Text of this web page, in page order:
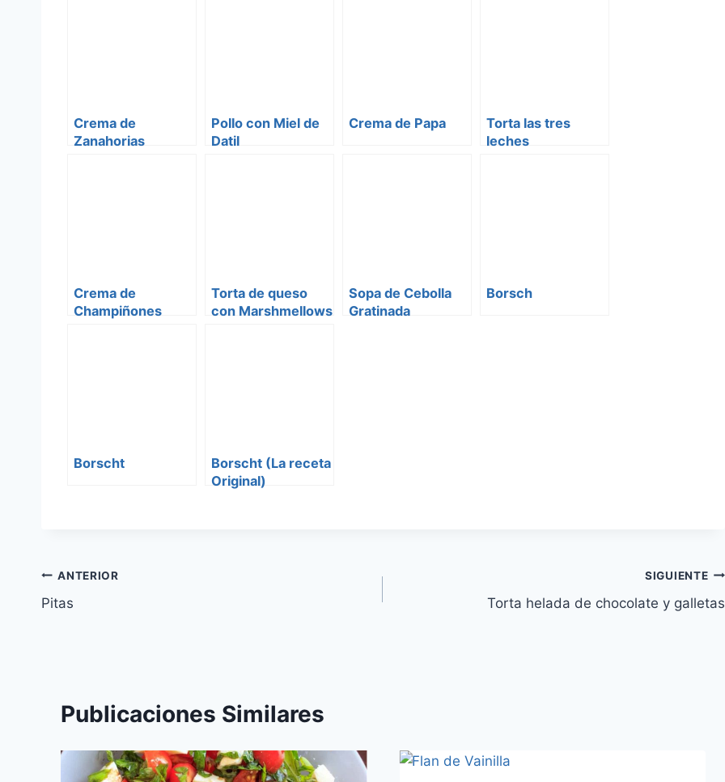
Crema de
Zanahorias
Pollo con Miel de
Datil
Crema de Papa
Torta las tres
leches
Crema de
Champiñones
Torta de queso
con Marshmellows
Sopa de Cebolla
Gratinada
Borsch
Borscht
Borscht (La receta
Original)
Navegación
de
ANTERIOR
Pitas
SIGUIENTE
Torta helada de chocolate y galletas
Publicaciones Similares